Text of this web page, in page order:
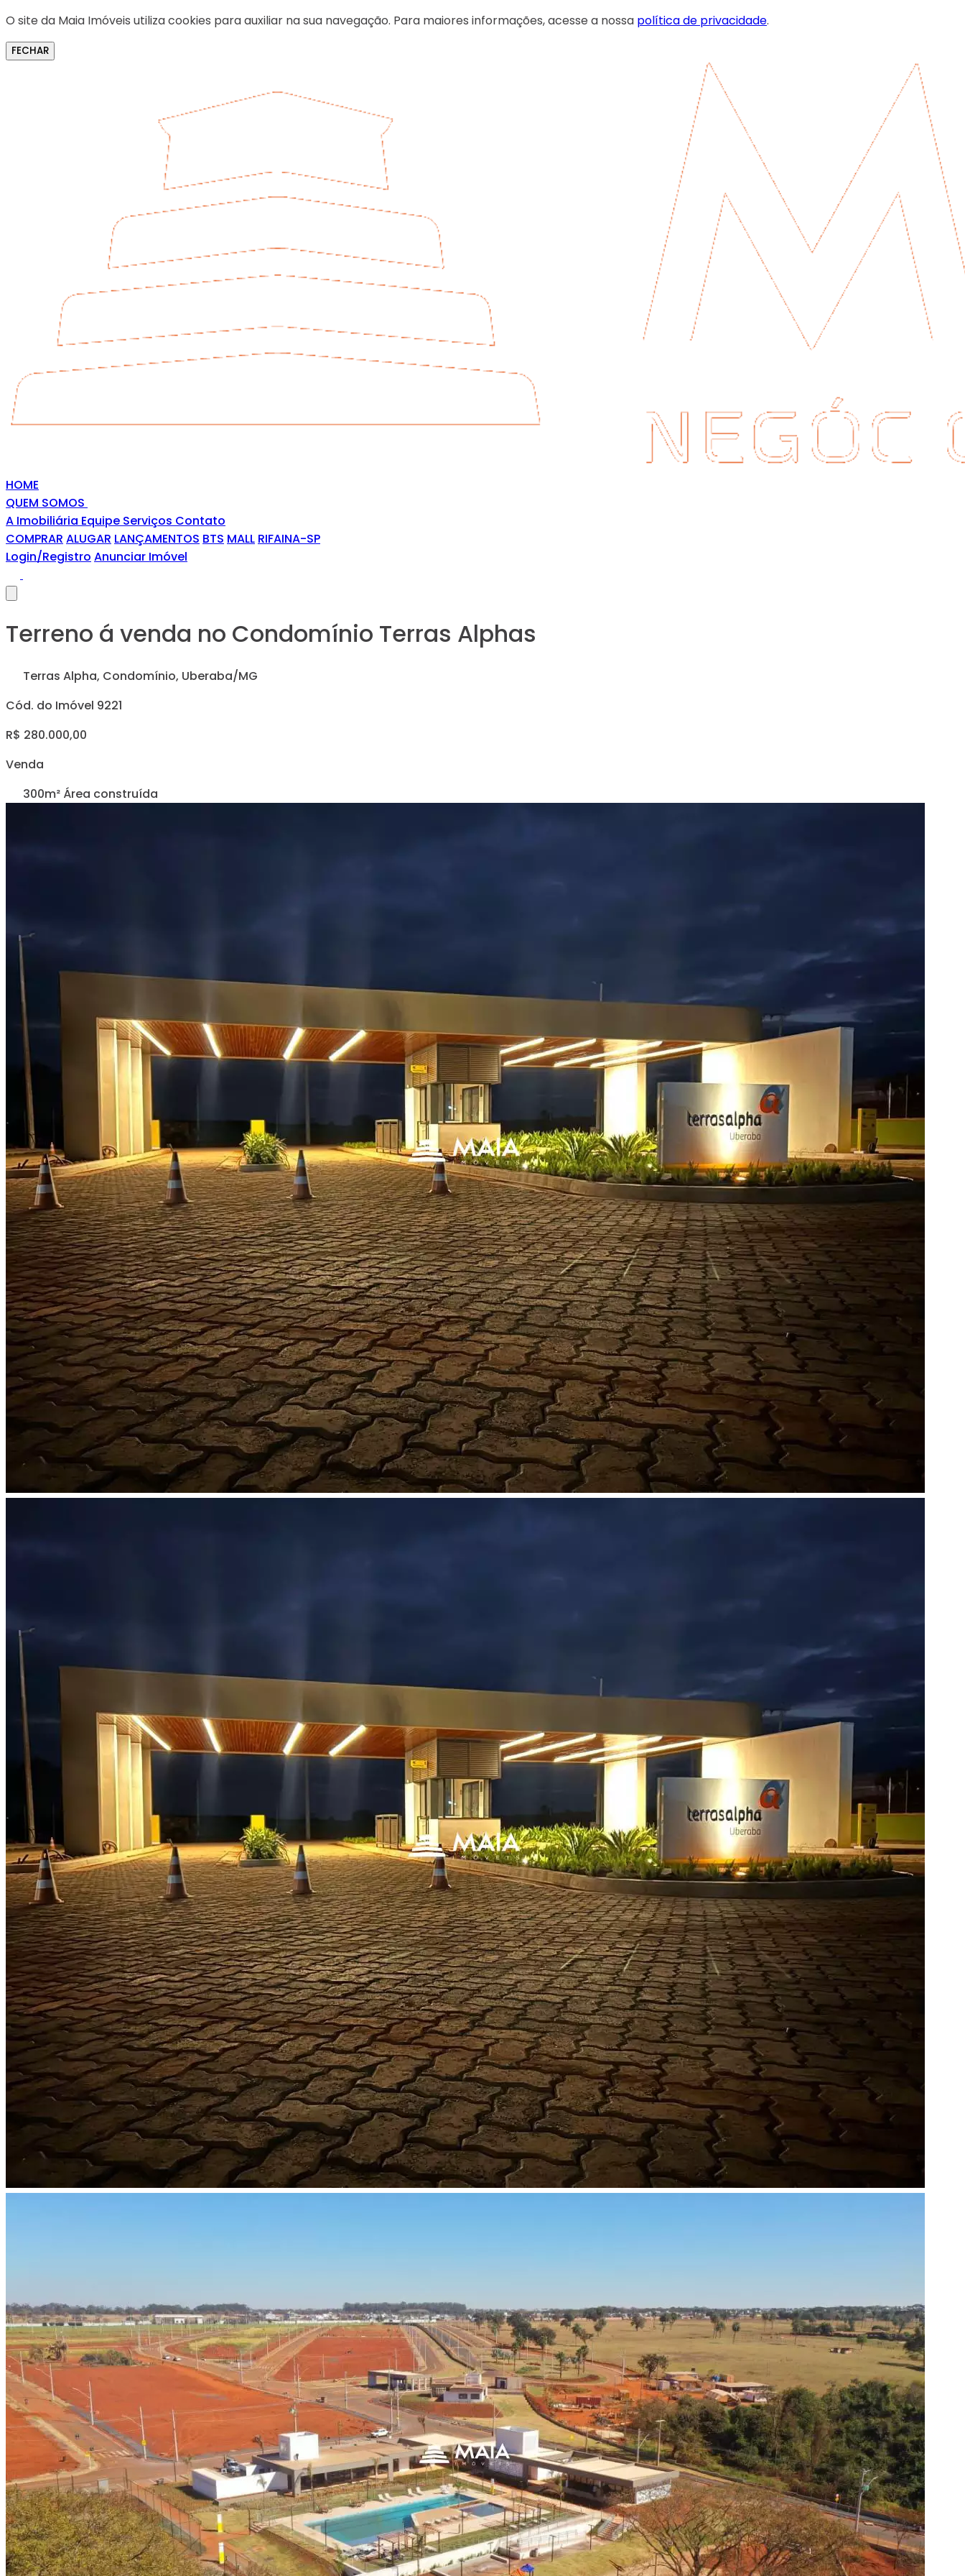
O site da Maia Imóveis utiliza cookies para auxiliar na sua navegação. Para maiores informações, acesse a nossa política de privacidade.
FECHAR
HOME
QUEM SOMOS
A Imobiliária Equipe Serviços Contato
COMPRAR ALUGAR LANÇAMENTOS BTS MALL RIFAINA-SP
Login/Registro Anunciar Imóvel
Terreno á venda no Condomínio Terras Alphas
Terras Alpha, Condomínio, Uberaba/MG
Cód. do Imóvel 9221
R$ 280.000,00
Venda
300m² Área construída